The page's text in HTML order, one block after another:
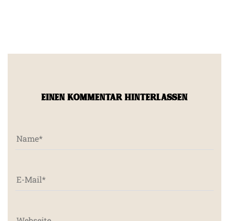
EINEN KOMMENTAR HINTERLASSEN